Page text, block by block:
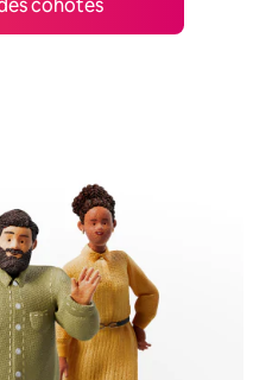
cohôtes